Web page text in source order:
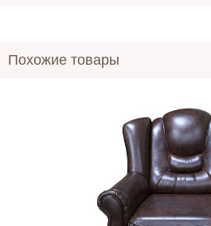
Похожие товары